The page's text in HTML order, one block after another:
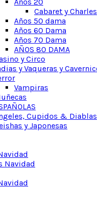
Cabaret y
Años 50 dama
Años 60 Dama
Años 70 Dama
AÑOS 80 DAMA
y Circo
y Vaqueras y
Vampiras
Cupidos & Diablas
y Japonesas
Navidad